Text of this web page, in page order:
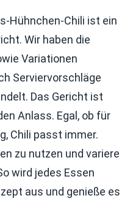
Hühnchen-Chili ist ein
Wir haben die
Variationen
Serviervorschläge
Das Gericht ist
Anlass. Egal, ob für
Chili passt immer.
zu nutzen und variere
wird jedes Essen
aus und genieße es